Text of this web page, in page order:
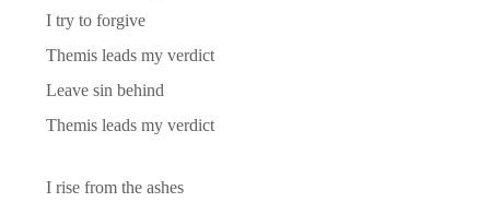
I try to forgive
Themis leads my verdict
Leave sin behind
Themis leads my verdict
I rise from the ashes